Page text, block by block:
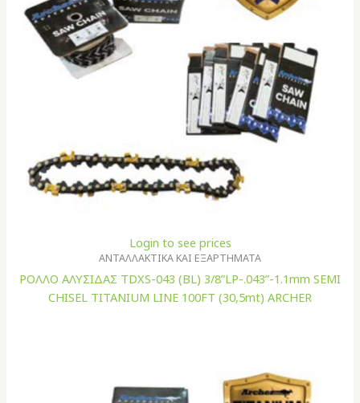
Login to see prices
ΑΝΤΑΛΛΑΚΤΙΚΑ ΚΑΙ ΕΞΑΡΤΗΜΑΤΑ
ΡΟΛΛΟ ΑΛΥΣΙΔΑΣ TDXS-043 (BL) 3/8”LP-.043”-1.1mm SEMI
CHISEL TITANIUM LINE 100FT (30,5mt) ARCHER